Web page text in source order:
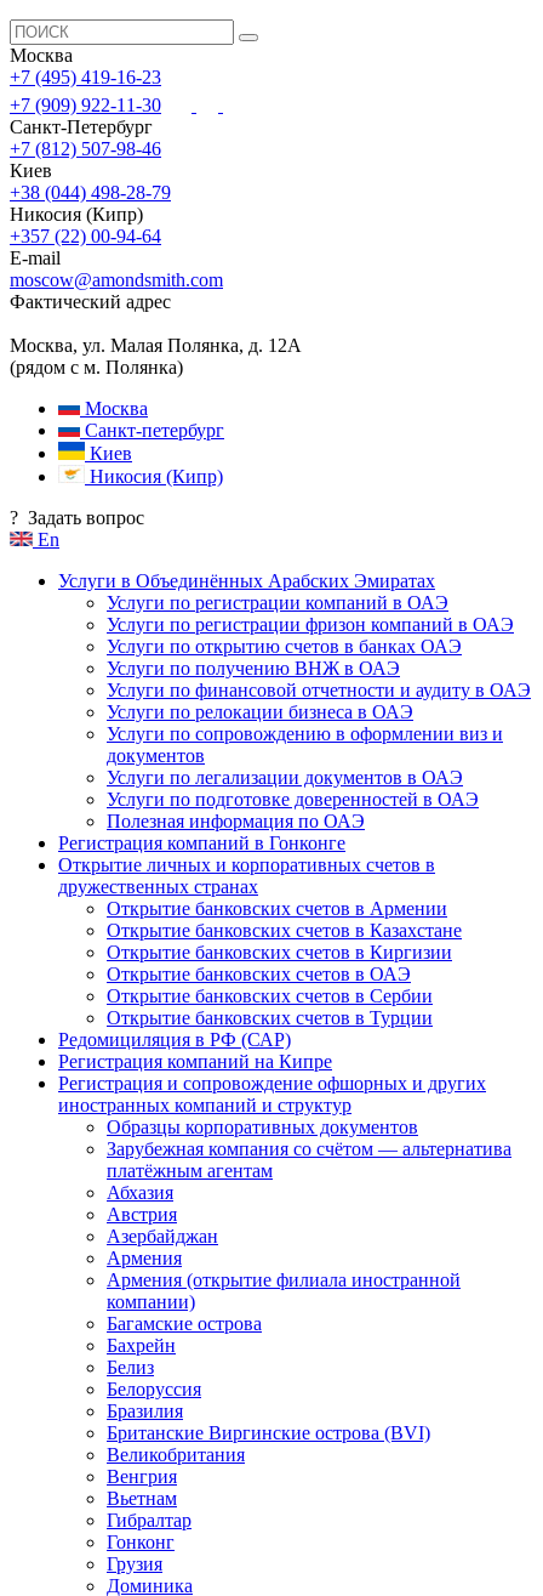
Москва
+7 (495) 419-16-23
+7 (909) 922-11-30
Санкт-Петербург
+7 (812) 507-98-46
Киев
+38 (044) 498-28-79
Никосия (Кипр)
+357 (22) 00-94-64
E-mail
moscow@amondsmith.com
Фактический адрес
Москва, ул. Малая Полянка, д. 12А
(рядом с м. Полянка)
Москва
Санкт-петербург
Киев
Никосия (Кипр)
? Задать вопрос
En
Услуги в Объединённых Арабских Эмиратах
Услуги по регистрации компаний в ОАЭ
Услуги по регистрации фризон компаний в ОАЭ
Услуги по открытию счетов в банках ОАЭ
Услуги по получению ВНЖ в ОАЭ
Услуги по финансовой отчетности и аудиту в ОАЭ
Услуги по релокации бизнеса в ОАЭ
Услуги по сопровождению в оформлении виз и
документов
Услуги по легализации документов в ОАЭ
Услуги по подготовке доверенностей в ОАЭ
Полезная информация по ОАЭ
Регистрация компаний в Гонконге
Открытие личных и корпоративных счетов в
дружественных странах
Открытие банковских счетов в Армении
Открытие банковских счетов в Казахстане
Открытие банковских счетов в Киргизии
Открытие банковских счетов в ОАЭ
Открытие банковских счетов в Сербии
Открытие банковских счетов в Турции
Редомициляция в РФ (САР)
Регистрация компаний на Кипре
Регистрация и сопровождение офшорных и других
иностранных компаний и структур
Образцы корпоративных документов
Зарубежная компания со счётом — альтернатива
платёжным агентам
Абхазия
Австрия
Азербайджан
Армения
Армения (открытие филиала иностранной
компании)
Багамские острова
Бахрейн
Белиз
Белоруссия
Бразилия
Британские Виргинские острова (BVI)
Великобритания
Венгрия
Вьетнам
Гибралтар
Гонконг
Грузия
Доминика